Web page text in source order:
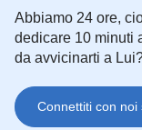
Abbiamo 24 ore,
dedicare 10 minuti
da avvicinarti a
Connettiti con noi